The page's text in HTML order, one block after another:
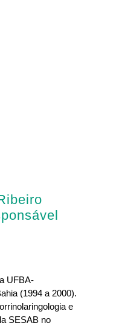
UFBA-
(1994 a 2000).
e
SESAB no